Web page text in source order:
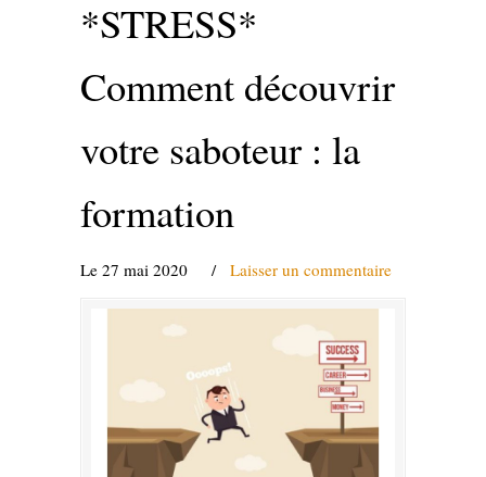
*STRESS*
Comment découvrir
votre saboteur : la
formation
Le 27 mai 2020 / Laisser un commentaire